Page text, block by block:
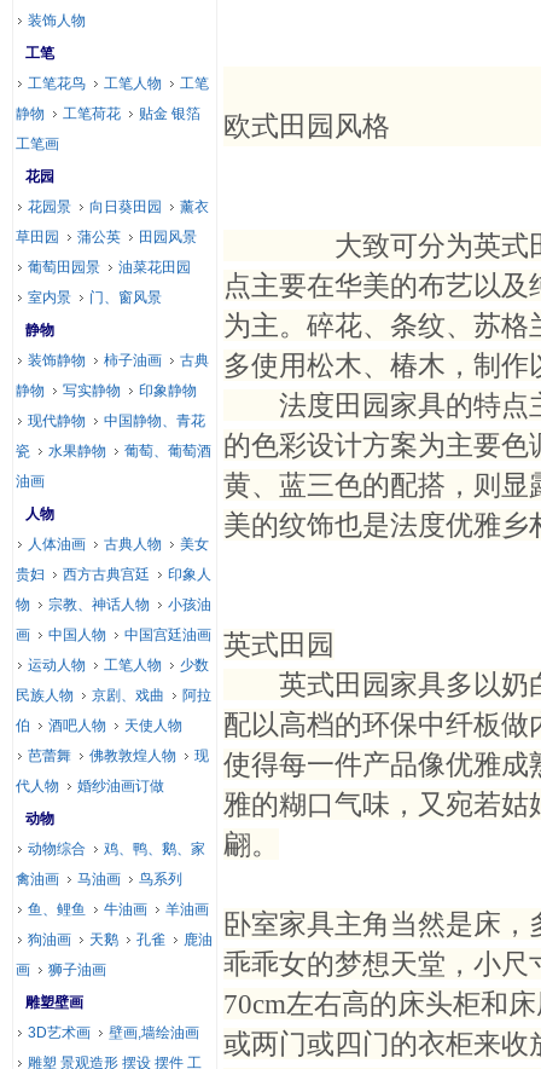
欧式田园风格
大致可分为英式田园
点主要在华美的布艺以
为主。碎花、条纹、苏
多使用松木、椿木，制
法度田园家具的特点
的色彩设计方案为主要
黄、蓝三色的配搭，则
美的纹饰也是法度优雅乡
英式田园
英式田园家具多以奶
配以高档的环保中纤板
使得每一件产品像优雅
雅的糊口气味，又宛若
翩。
卧室家具主角当然是床
乖乖女的梦想天堂，小
70cm左右高的床头柜和
或两门或四门的衣柜来
装饰人物
工笔
工笔花鸟
工笔人物
工笔
静物
工笔荷花
贴金 银箔
工笔画
花园
花园景
向日葵田园
薰衣
草田园
蒲公英
田园风景
葡萄田园景
油菜花田园
室内景
门、窗风景
静物
装饰静物
柿子油画
古典
静物
写实静物
印象静物
现代静物
中国静物、青花
瓷
水果静物
葡萄、葡萄酒
油画
人物
人体油画
古典人物
美女
贵妇
西方古典宫廷
印象人
物
宗教、神话人物
小孩油
画
中国人物
中国宫廷油画
运动人物
工笔人物
少数
民族人物
京剧、戏曲
阿拉
伯
酒吧人物
天使人物
芭蕾舞
佛教敦煌人物
现
代人物
婚纱油画订做
动物
动物综合
鸡、鸭、鹅、家
禽油画
马油画
鸟系列
鱼、鲤鱼
牛油画
羊油画
狗油画
天鹅 孔雀
鹿油
画
狮子油画
雕塑壁画
3D艺术画
壁画,墙绘油画
雕塑 景观造形 摆设 摆件 工